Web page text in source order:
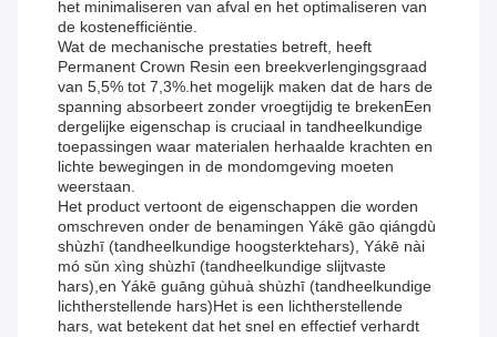
het minimaliseren van afval en het optimaliseren van
de kostenefficiëntie.
Wat de mechanische prestaties betreft, heeft
Permanent Crown Resin een breekverlengingsgraad
van 5,5% tot 7,3%.het mogelijk maken dat de hars de
spanning absorbeert zonder vroegtijdig te brekenEen
dergelijke eigenschap is cruciaal in tandheelkundige
toepassingen waar materialen herhaalde krachten en
lichte bewegingen in de mondomgeving moeten
weerstaan.
Het product vertoont de eigenschappen die worden
omschreven onder de benamingen Yákē gāo qiángdù
shùzhī (tandheelkundige hoogsterktehars), Yákē nài
mó sǔn xìng shùzhī (tandheelkundige slijtvaste
hars),en Yákē guāng gùhuà shùzhī (tandheelkundige
lichtherstellende hars)Het is een lichtherstellende
hars, wat betekent dat het snel en effectief verhardt